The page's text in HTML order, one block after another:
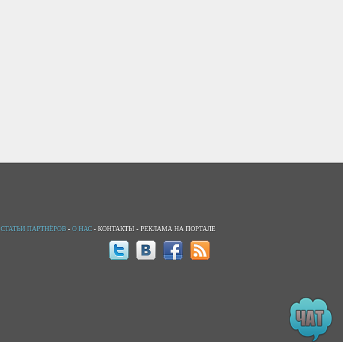
СТАТЬИ ПАРТНЁРОВ - О НАС - КОНТАКТЫ - РЕКЛАМА НА ПОРТАЛЕ